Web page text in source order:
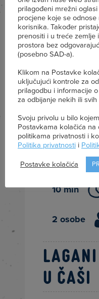
Vrlo
10 min
2 osobe
u čaši
prilagođeni mrežni
procjene koje se
korisnika. Također
prenositi i u treće
prostora bez
(posebno SAD-a).
Klikom na Postavke
uključujući kontrole za
prilagodbu i informacije
za odbijanje nekih ili
Svoju privolu u bilo
Postavkama kolačića
politikama privatnosti i
Politika privatnosti i
Postavke kolačića